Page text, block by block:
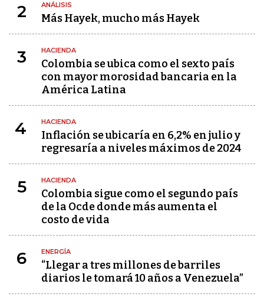
2 ANÁLISIS
Más Hayek, mucho más Hayek
3 HACIENDA
Colombia se ubica como el sexto país
con mayor morosidad bancaria en la
América Latina
4 HACIENDA
Inflación se ubicaría en 6,2% en julio y
regresaría a niveles máximos de 2024
5 HACIENDA
Colombia sigue como el segundo país
de la Ocde donde más aumenta el
costo de vida
6 ENERGÍA
“Llegar a tres millones de barriles
diarios le tomará 10 años a Venezuela”